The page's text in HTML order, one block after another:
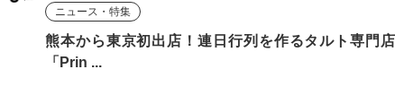
ニュース・特集
熊本から東京初出店！連日行列を作るタルト専門店
「Prin ...